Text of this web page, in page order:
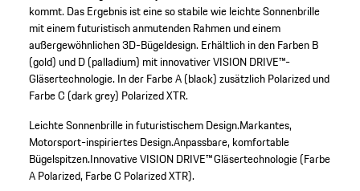
kommt. Das Ergebnis ist eine so stabile wie leichte Sonnenbrille
mit einem futuristisch anmutenden Rahmen und einem
außergewöhnlichen 3D-Bügeldesign. Erhältlich in den Farben B
(gold) und D (palladium) mit innovativer VISION DRIVE™-
Gläsertechnologie. In der Farbe A (black) zusätzlich Polarized und
Farbe C (dark grey) Polarized XTR.
Leichte Sonnenbrille in futuristischem Design.Markantes,
Motorsport-inspiriertes Design.Anpassbare, komfortable
Bügelspitzen.Innovative VISION DRIVE™ Gläsertechnologie (Farbe
A Polarized, Farbe C Polarized XTR).